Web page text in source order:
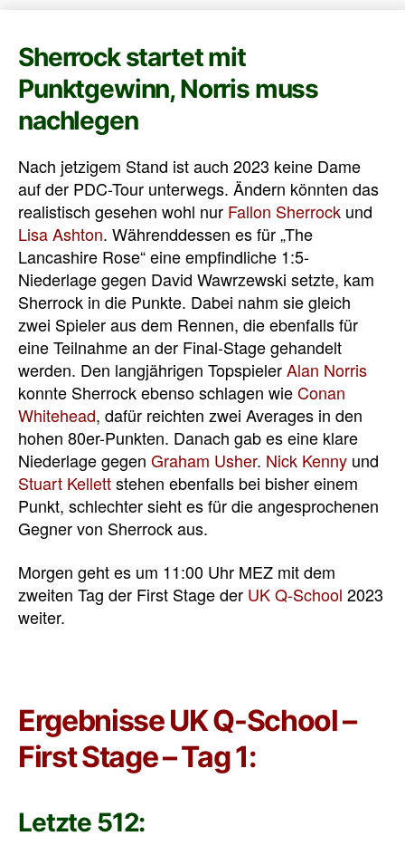
Sherrock startet mit
Punktgewinn, Norris muss
nachlegen
Nach jetzigem Stand ist auch 2023 keine Dame
auf der PDC-Tour unterwegs. Ändern könnten das
realistisch gesehen wohl nur Fallon Sherrock und
Lisa Ashton. Währenddessen es für „The
Lancashire Rose“ eine empfindliche 1:5-
Niederlage gegen David Wawrzewski setzte, kam
Sherrock in die Punkte. Dabei nahm sie gleich
zwei Spieler aus dem Rennen, die ebenfalls für
eine Teilnahme an der Final-Stage gehandelt
werden. Den langjährigen TopspielerAlan Norris
konnte Sherrock ebenso schlagen wieConan
Whitehead, dafür reichten zwei Averages in den
hohen 80er-Punkten. Danach gab es eine klare
Niederlage gegen Graham Usher. Nick Kenny und
Stuart Kellettstehen ebenfalls bei bisher einem
Punkt, schlechter sieht es für die angesprochenen
Gegner von Sherrock aus.
Morgen geht es um 11:00 Uhr MEZ mit dem
zweiten Tag der First Stage der UK Q-School 2023
weiter.
Ergebnisse UK Q-School –
First Stage – Tag 1:
Letzte 512: